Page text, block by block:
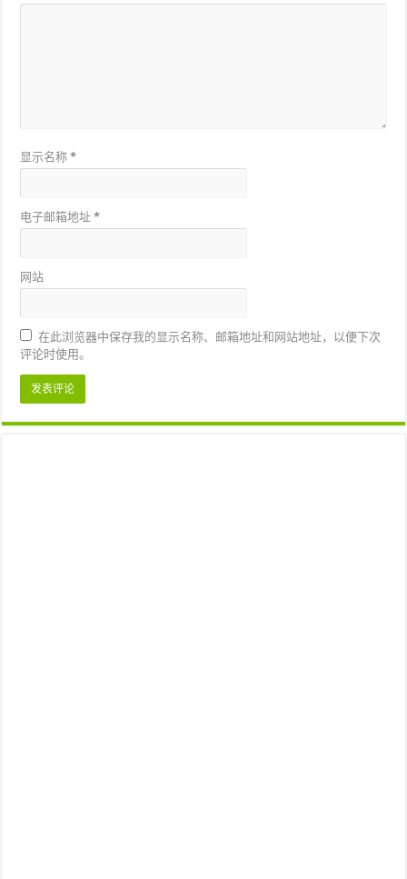
显示名称*
电子邮箱地址*
网站
在此浏览器中保存我的显示名称、邮箱地址和网站地址，以便下次
评论时使用。